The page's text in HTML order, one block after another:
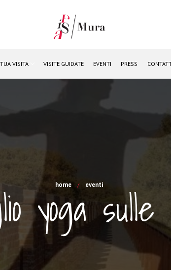
VISITA VISITE GUIDATE EVENTI PRESS
home eventi
yoga